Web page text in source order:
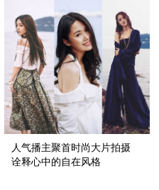
人气播主聚首时尚大片拍摄
诠释心中的自在风格